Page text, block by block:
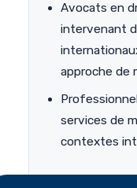
Avocats en
intervenant
approche de
services de
contextes